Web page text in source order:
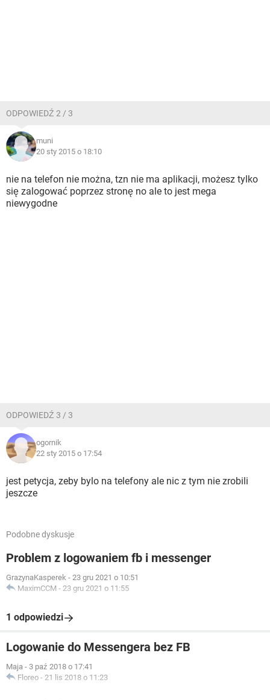
ODPOWIEDŹ 2 / 3
muni
20 sty 2015 o 18:10
nie na telefon nie można, tzn nie ma aplikacji, możesz tylko
się zalogować poprzez stronę no ale to jest mega
niewygodne
ODPOWIEDŹ 3 / 3
ogornik
22 sty 2015 o 17:54
jest petycja, zeby bylo na telefony ale nic z tym nie zrobili
jeszcze
Podobne dyskusje
Problem z logowaniem fb i messenger
GrazynaKasperek - 23 gru 2021 o 10:51
MaximCCM - 23 gru 2021 o 11:55
1 odpowiedzi
Logowanie do Messengera bez FB
Maja - 3 paź 2018 o 17:41
Floreo - 21 lis 2018 o 11:23